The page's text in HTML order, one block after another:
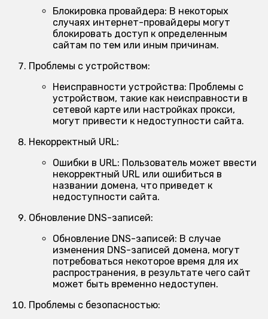
Блокировка провайдера: В некоторых
случаях интернет-провайдеры могут
блокировать доступ к определенным
сайтам по тем или иным причинам.
Проблемы с устройством:
Неисправности устройства: Проблемы с
устройством, такие как неисправности в
сетевой карте или настройках прокси,
могут привести к недоступности сайта.
Некорректный URL:
Ошибки в URL: Пользователь может ввести
некорректный URL или ошибиться в
названии домена, что приведет к
недоступности сайта.
Обновление DNS-записей:
Обновление DNS-записей: В случае
изменения DNS-записей домена, могут
потребоваться некоторое время для их
распространения, в результате чего сайт
может быть временно недоступен.
Проблемы с безопасностью: